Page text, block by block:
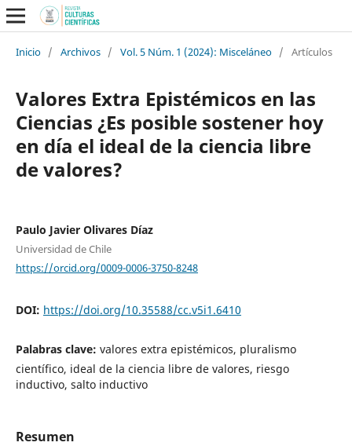
Inicio / Archivos / Vol. 5 Núm. 1 (2024): Misceláneo / Artículos
Valores Extra Epistémicos en las
Ciencias ¿Es posible sostener hoy
en día el ideal de la ciencia libre
de valores?
Paulo Javier Olivares Díaz
Universidad de Chile
https://orcid.org/0009-0006-3750-8248
DOI: https://doi.org/10.35588/cc.v5i1.6410
Palabras clave: valores extra epistémicos, pluralismo
científico, ideal de la ciencia libre de valores, riesgo
inductivo, salto inductivo
Resumen